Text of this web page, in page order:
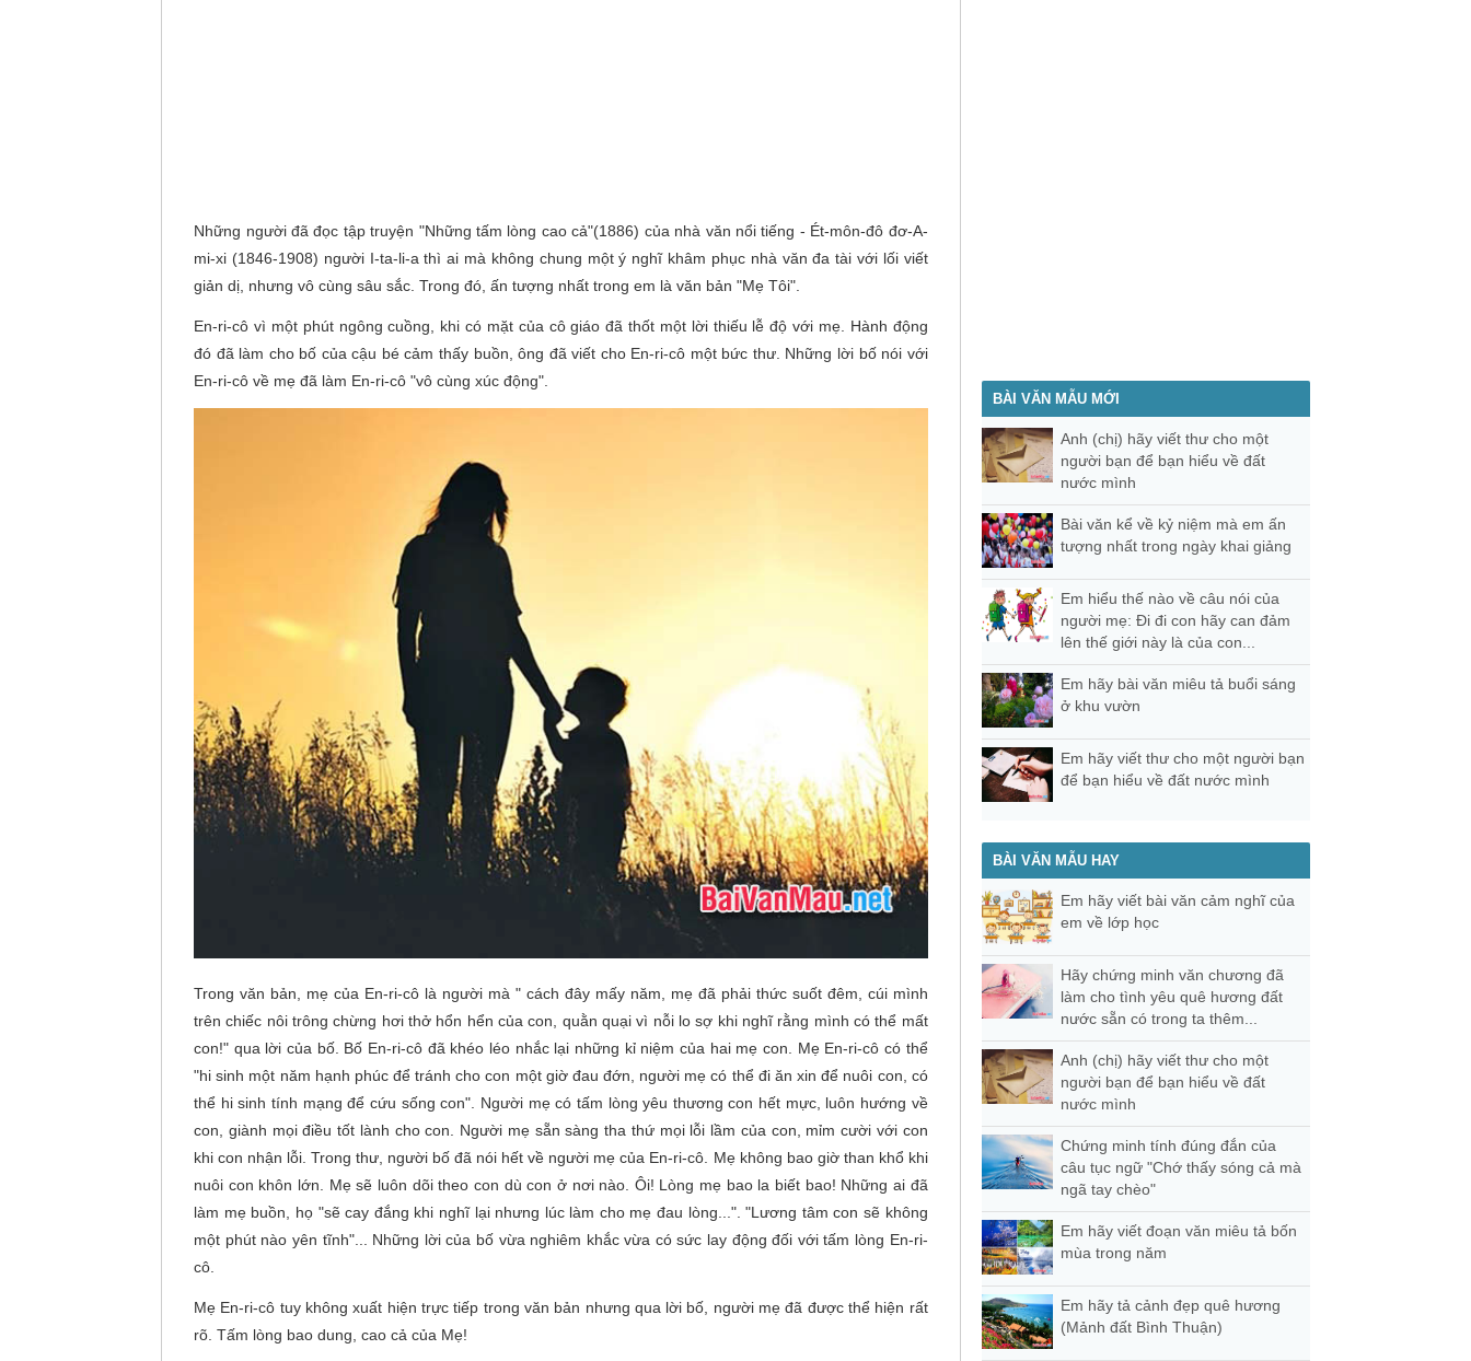
Những người đã đọc tập truyện "Những tấm lòng cao cả"(1886) của nhà văn nổi tiếng - Ét-môn-đô đơ-A-
mi-xi (1846-1908) người I-ta-li-a thì ai mà không chung một ý nghĩ khâm phục nhà văn đa tài với lối viết
giản dị, nhưng vô cùng sâu sắc. Trong đó, ấn tượng nhất trong em là văn bản "Mẹ Tôi".
En-ri-cô vì một phút ngông cuồng, khi có mặt của cô giáo đã thốt một lời thiếu lễ độ với mẹ. Hành động
đó đã làm cho bố của cậu bé cảm thấy buồn, ông đã viết cho En-ri-cô một bức thư. Những lời bố nói với
En-ri-cô về mẹ đã làm En-ri-cô "vô cùng xúc động".
Trong văn bản, mẹ của En-ri-cô là người mà " cách đây mấy năm, mẹ đã phải thức suốt đêm, cúi mình
trên chiếc nôi trông chừng hơi thở hổn hển của con, quằn quại vì nỗi lo sợ khi nghĩ rằng mình có thể mất
con!" qua lời của bố. Bố En-ri-cô đã khéo léo nhắc lại những kỉ niệm của hai mẹ con. Mẹ En-ri-cô có thể
"hi sinh một năm hạnh phúc để tránh cho con một giờ đau đớn, người mẹ có thể đi ăn xin để nuôi con, có
thể hi sinh tính mạng để cứu sống con". Người mẹ có tấm lòng yêu thương con hết mực, luôn hướng về
con, giành mọi điều tốt lành cho con. Người mẹ sẵn sàng tha thứ mọi lỗi lầm của con, mỉm cười với con
khi con nhận lỗi. Trong thư, người bố đã nói hết về người mẹ của En-ri-cô. Mẹ không bao giờ than khổ khi
nuôi con khôn lớn. Mẹ sẽ luôn dõi theo con dù con ở nơi nào. Ôi! Lòng mẹ bao la biết bao! Những ai đã
làm mẹ buồn, họ "sẽ cay đắng khi nghĩ lại nhưng lúc làm cho mẹ đau lòng...". "Lương tâm con sẽ không
một phút nào yên tĩnh"... Những lời của bố vừa nghiêm khắc vừa có sức lay động đối với tấm lòng En-ri-
cô.
Mẹ En-ri-cô tuy không xuất hiện trực tiếp trong văn bản nhưng qua lời bố, người mẹ đã được thể hiện rất
rõ. Tấm lòng bao dung, cao cả của Mẹ!
BÀI VĂN MẪU MỚI
Anh (chị) hãy viết thư cho một
người bạn để bạn hiểu về đất
nước mình
Bài văn kể về kỷ niệm mà em ấn
tượng nhất trong ngày khai giảng
Em hiểu thế nào về câu nói của
người mẹ: Đi đi con hãy can đảm
lên thế giới này là của con...
Em hãy bài văn miêu tả buổi sáng
ở khu vườn
Em hãy viết thư cho một người bạn
để bạn hiểu về đất nước mình
BÀI VĂN MẪU HAY
Em hãy viết bài văn cảm nghĩ của
em về lớp học
Hãy chứng minh văn chương đã
làm cho tình yêu quê hương đất
nước sẵn có trong ta thêm...
Anh (chị) hãy viết thư cho một
người bạn để bạn hiểu về đất
nước mình
Chứng minh tính đúng đắn của
câu tục ngữ "Chớ thấy sóng cả mà
ngã tay chèo"
Em hãy viết đoạn văn miêu tả bốn
mùa trong năm
Em hãy tả cảnh đẹp quê hương
(Mảnh đất Bình Thuận)